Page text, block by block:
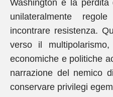
Washington è la
unilateralmente
incontrare resistenza.
verso il
economiche e politiche
narrazione del nemico
conservare privilegi